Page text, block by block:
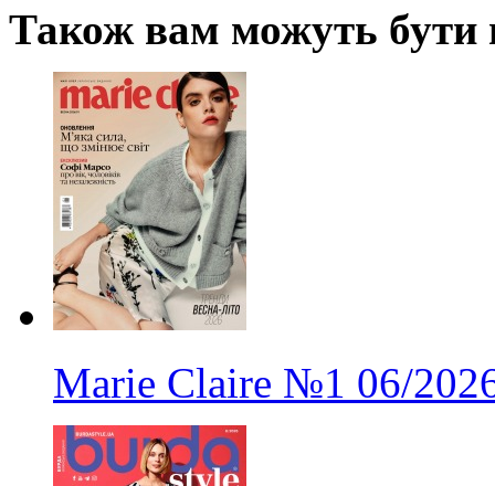
Також вам можуть бути
Marie Claire №1 06/